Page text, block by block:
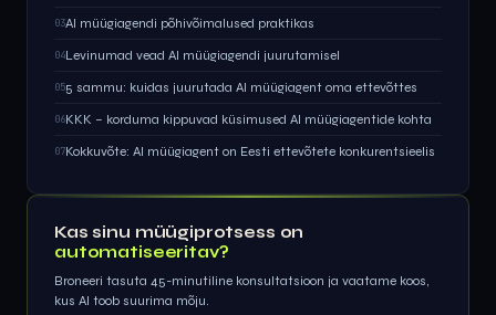
03AI müügiagendi põhivõimalused praktikas
04Levinumad vead AI müügiagendi juurutamisel
055 sammu: kuidas juurutada AI müügiagent oma ettevõttes
06KKK – korduma kippuvad küsimused AI müügiagentide kohta
07Kokkuvõte: AI müügiagent on Eesti ettevõtete konkurentsieelis
Kas sinu müügiprotsess on
automatiseeritav?
Broneeri tasuta 45-minutiline konsultatsioon ja vaatame koos,
kus AI toob suurima mõju.